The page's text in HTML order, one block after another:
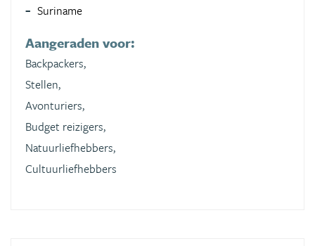
Suriname
Aangeraden voor:
Backpackers,
Stellen,
Avonturiers,
Budget reizigers,
Natuurliefhebbers,
Cultuurliefhebbers